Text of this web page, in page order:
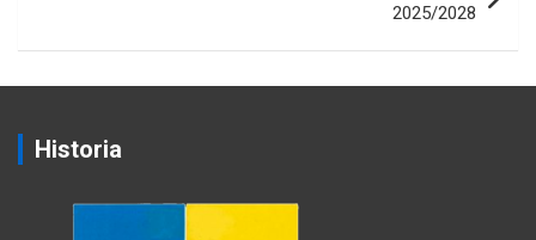
2025/2028
Historia